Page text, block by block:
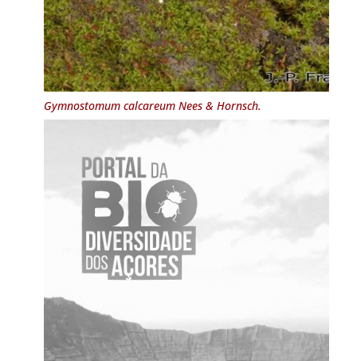
Gymnostomum calcareumNees & Hornsch.